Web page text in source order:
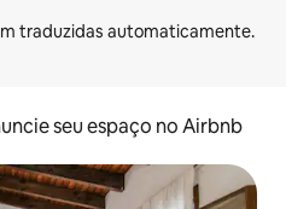
seu espaço no Airbnb